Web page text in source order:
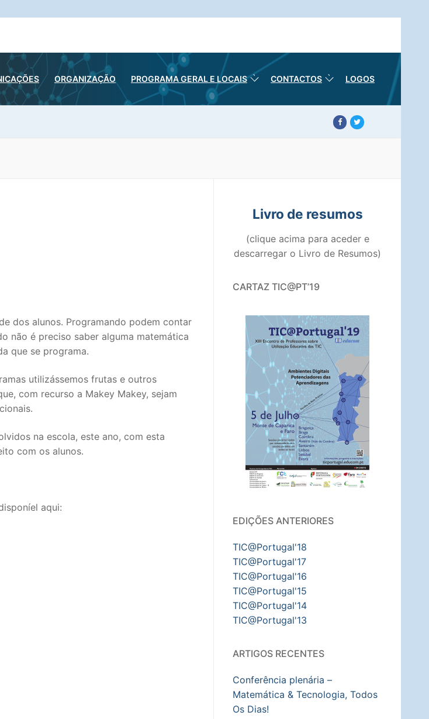
ORGANIZAÇÃO PROGRAMA GERAL E LOCAIS CONTACTOS LOGOS
dos alunos. Programando podem contar
não é preciso saber alguma matemática
que se programa.
utilizássemos frutas e outros
com recurso a Makey Makey, sejam
na escola, este ano, com esta
com os alunos.
aqui:
Livro de resumos
(clique acima para aceder e
descarregar o Livro de Resumos)
CARTAZ TIC@PT’19
EDIÇÕES ANTERIORES
TIC@Portugal'18
TIC@Portugal'17
TIC@Portugal'16
TIC@Portugal'15
TIC@Portugal'14
TIC@Portugal'13
ARTIGOS RECENTES
Conferência plenária –
Matemática & Tecnologia, Todos
Os Dias!